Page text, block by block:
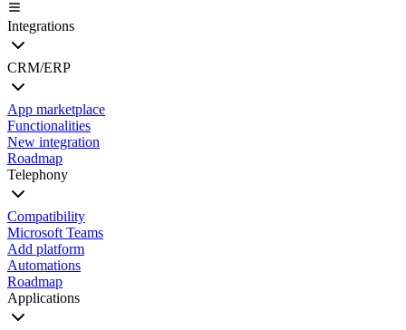
Integrations
CRM/ERP
App marketplace
Functionalities
New integration
Roadmap
Telephony
Compatibility
Microsoft Teams
Add platform
Automations
Roadmap
Applications